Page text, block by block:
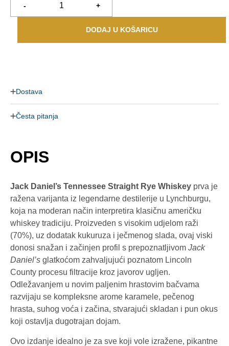
- +
DODAJ U KOŠARICU
Dostava
Česta pitanja
OPIS
Jack Daniel’s Tennessee Straight Rye Whiskey prva je
ražena varijanta iz legendarne destilerije u Lynchburgu,
koja na moderan način interpretira klasičnu američku
whiskey tradiciju. Proizveden s visokim udjelom raži
(70%), uz dodatak kukuruza i ječmenog slada, ovaj viski
donosi snažan i začinjen profil s prepoznatljivom Jack
Daniel’s glatkoćom zahvaljujući poznatom Lincoln
County procesu filtracije kroz javorov ugljen.
Odležavanjem u novim paljenim hrastovim bačvama
razvijaju se kompleksne arome karamele, pečenog
hrasta, suhog voća i začina, stvarajući skladan i pun okus
koji ostavlja dugotrajan dojam.
Ovo izdanje idealno je za sve koji vole izražene, pikantne